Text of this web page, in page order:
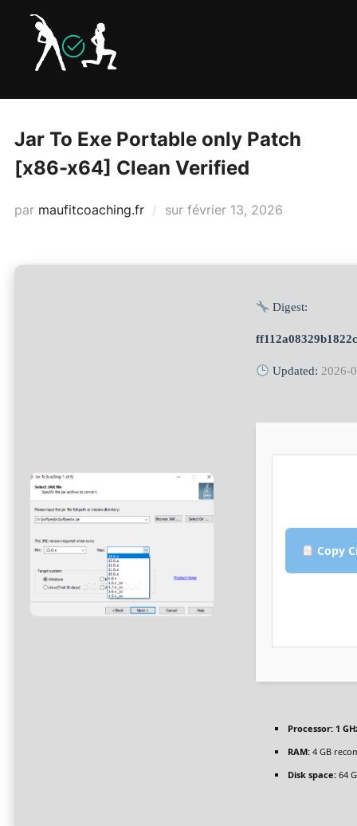
contenu
Jar To Exe Portable only Patch
[x86-x64] Clean Verified
par maufitcoaching.fr sur Publié
février 13, 2026
Digest:
Updated: 2026-
Copy
Processor:1
RAM:4 GB
Disk space:64